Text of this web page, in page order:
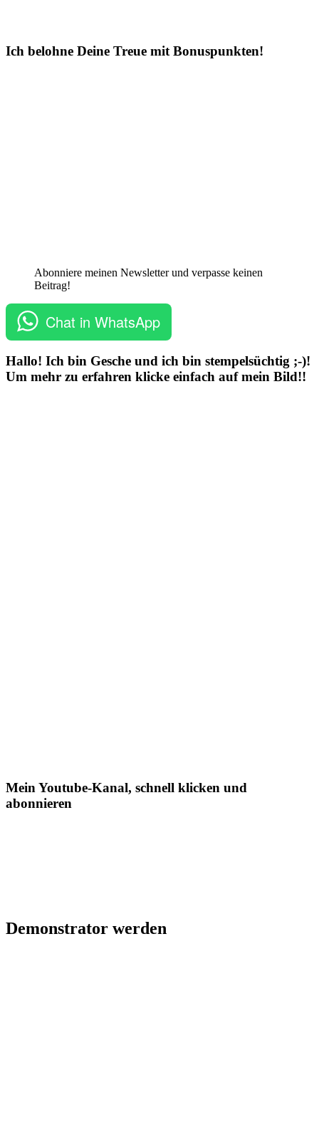
Ich belohne Deine Treue mit Bonuspunkten!
Abonniere meinen Newsletter und verpasse keinen
Beitrag!
Chat in WhatsApp
Hallo! Ich bin Gesche und ich bin stempelsüchtig ;-)!
Um mehr zu erfahren klicke einfach auf mein Bild!!
Mein Youtube-Kanal, schnell klicken und
abonnieren
Demonstrator werden